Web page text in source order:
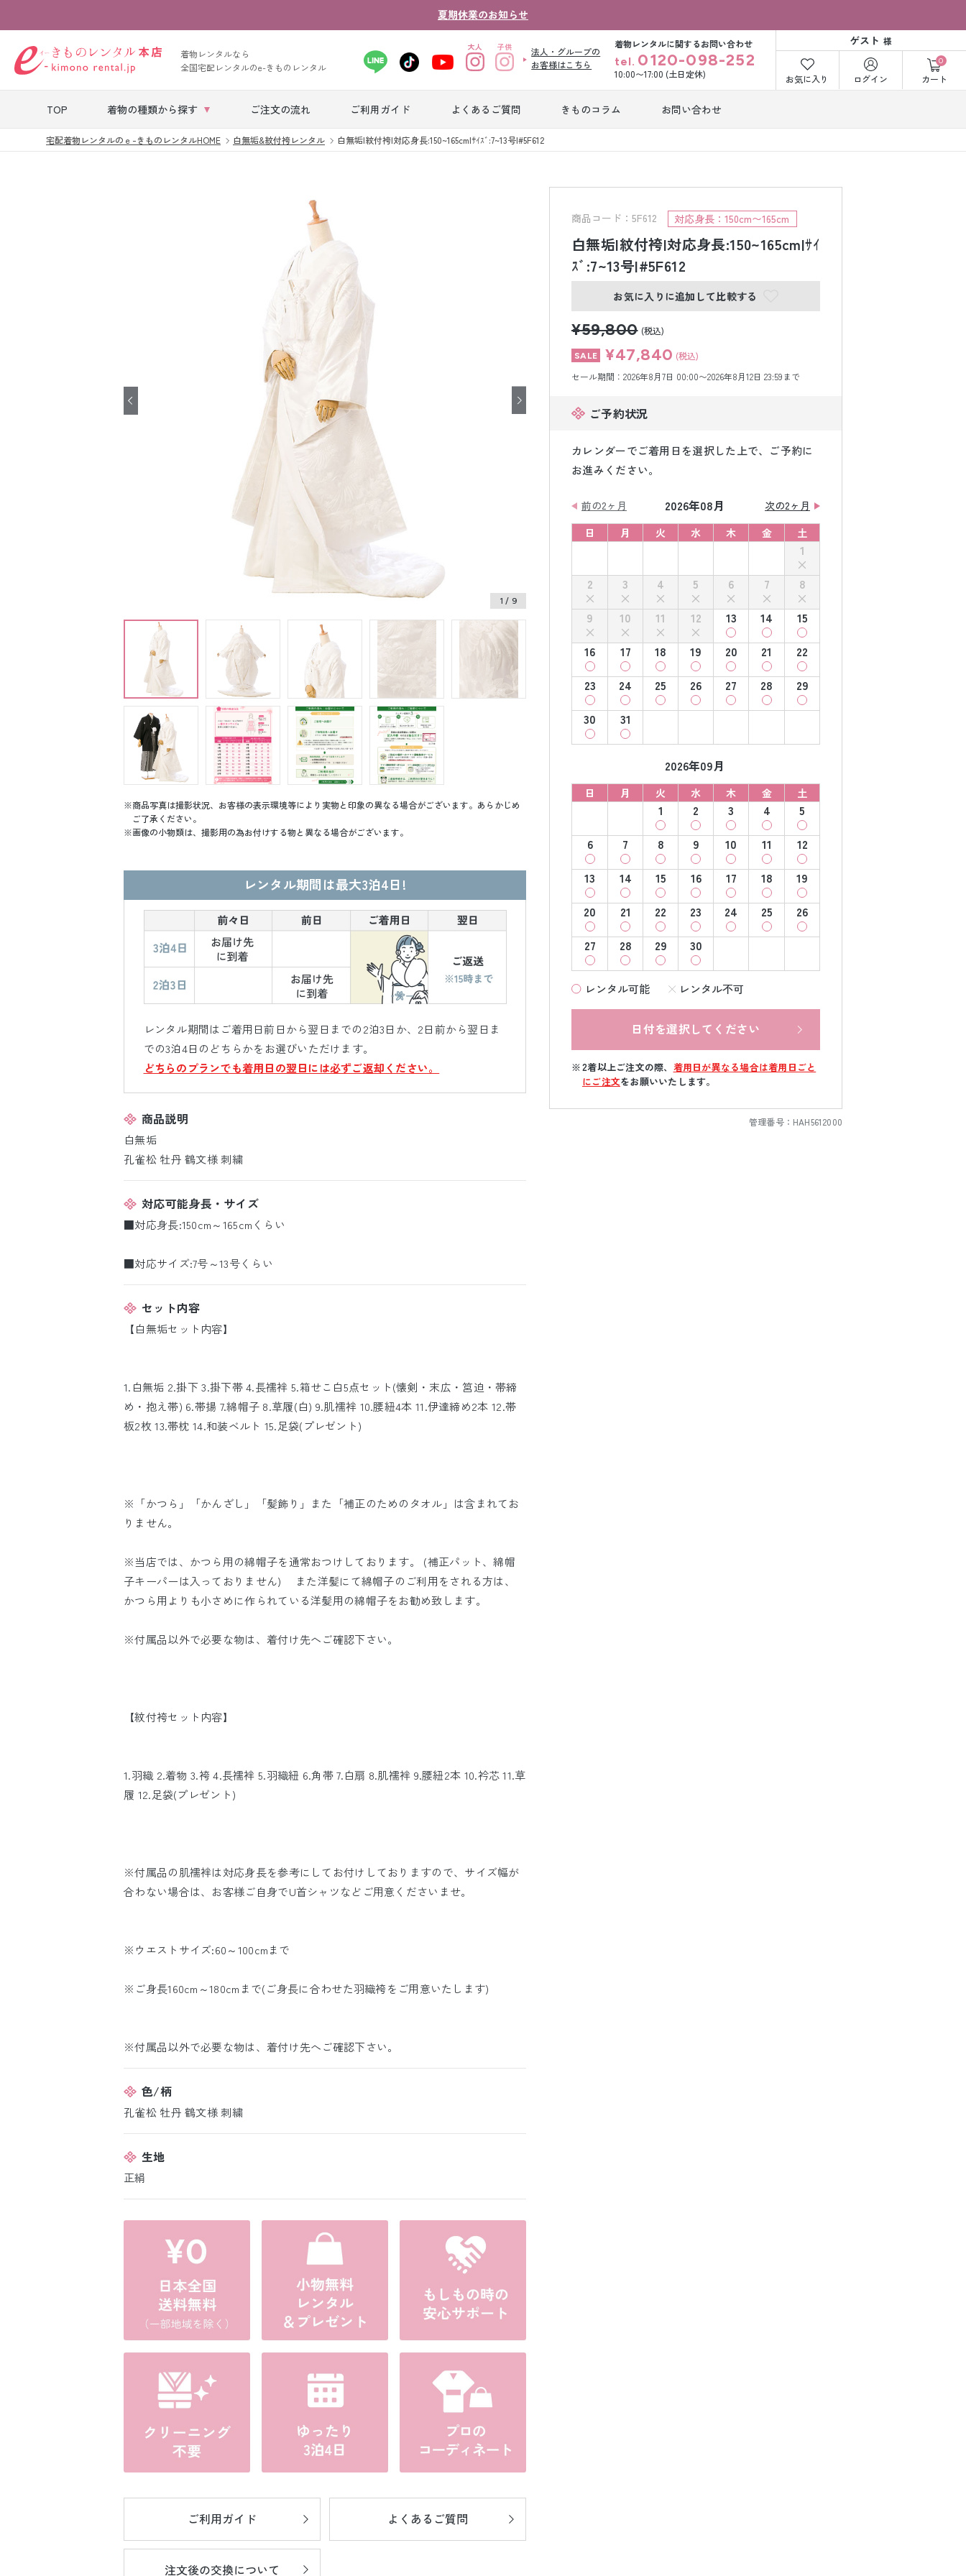
夏期休業のお知らせ
着物レンタルなら
全国宅配レンタルのe-きものレンタル
法人・グループの
お客様はこちら
着物レンタルに関するお問い合わせ
tel. 0120-098-252
10:00〜17:00 (土日定休)
ゲスト 様
お気に入り ログイン
0
カート
TOP 着物の種類から探す ご注文の流れ ご利用ガイド よくあるご質問 きものコラム お問い合わせ
七五三レンタル 振袖レンタル
卒業式袴レンタ
ル
産着レンタル
レンタル
ンタル
タル
紋付袴レンタル
男性礼装レンタ
色打掛&紋付袴
レンタル
小物販売品
宅配着物レンタルのｅ-きものレンタルHOME 白無垢&紋付袴レンタル 白無垢|紋付袴|対応身長:150~165cm|ｻｲｽﾞ:7~13号|#5F612
商品コード：5F612 対応身長：150cm〜165cm
白無垢|紋付袴|対応身長:150~165cm|ｻｲ
ｽﾞ:7~13号|#5F612
お気に入りに追加して比較する
¥59,800 (税込)
¥47,840 (税込)
セール期間：2026年8月7日 00:00〜2026年8月12日 23:59まで
ご予約状況
カレンダーでご着用日を選択した上で、ご予約に
お進みください。
前の2ヶ月 2026年08月
次の2ヶ月
日
月 火 水 木 金 土
1
2
3 4 5 6 7
8
9
10 11 12 13 14
15
16
17 18 19 20 21
22
23
24 25 26 27 28
29
30
31
2026年09月
日 月 火 水 木 金 土
1 2 3 4
5
6
7 8 9 10 11
12
13
14 15 16 17 18
19
20
21 22 23 24 25
26
27
28 29 30
レンタル可能 レンタル不可
日付を選択してください
2着以上ご注文の際、 着用日が異なる場合は着用日ごと
にご注文をお願いいたします。
管理番号： HAH5612000
1 / 9
商品写真は撮影状況、お客様の表示環境等により実物と印象の異なる場合がございます。あらかじめ
ご了承ください。
画像の小物類は、撮影用の為お付けする物と異なる場合がございます。
レンタル期間は最大3泊4日!
レンタル期間はご着用日前日から翌日までの2泊3日か、2日前から翌日ま
での3泊4日のどちらかをお選びいただけます。
どちらのプランでも着用日の翌日には必ずご返却ください。
商品説明
白無垢
孔雀松 牡丹 鶴文様 刺繍
対応可能身長・サイズ
■対応身長:150cm～165cmくらい
■対応サイズ:7号～13号くらい
セット内容
【白無垢セット内容】
1.白無垢 2.掛下 3.掛下帯 4.長襦袢 5.箱せこ白5点セット(懐剣・末広・筥迫・帯締
め・抱え帯) 6.帯揚 7.綿帽子 8.草履(白) 9.肌襦袢 10.腰紐4本 11.伊達締め2本 12.帯
板2枚 13.帯枕 14.和装ベルト 15.足袋(プレゼント)
※「かつら」「かんざし」「髪飾り」また「補正のためのタオル」は含まれてお
りません。
※当店では、かつら用の綿帽子を通常おつけしております。 (補正パット、綿帽
子キーパーは入っておりません) また洋髪にて綿帽子のご利用をされる方は、
かつら用よりも小さめに作られている洋髪用の綿帽子をお勧め致します。
※付属品以外で必要な物は、着付け先へご確認下さい。
【紋付袴セット内容】
1.羽織 2.着物 3.袴 4.長襦袢 5.羽織紐 6.角帯 7.白扇 8.肌襦袢 9.腰紐2本 10.衿芯 11.草
履 12.足袋(プレゼント)
※付属品の肌襦袢は対応身長を参考にしてお付けしておりますので、サイズ幅が
合わない場合は、お客様ご自身でU首シャツなどご用意くださいませ。
※ウエストサイズ:60～100cmまで
※ご身長160cm～180cmまで(ご身長に合わせた羽織袴をご用意いたします)
※付属品以外で必要な物は、着付け先へご確認下さい。
色/柄
孔雀松 牡丹 鶴文様 刺繍
生地
正絹
ご利用ガイド よくあるご質問
注文後の交換について